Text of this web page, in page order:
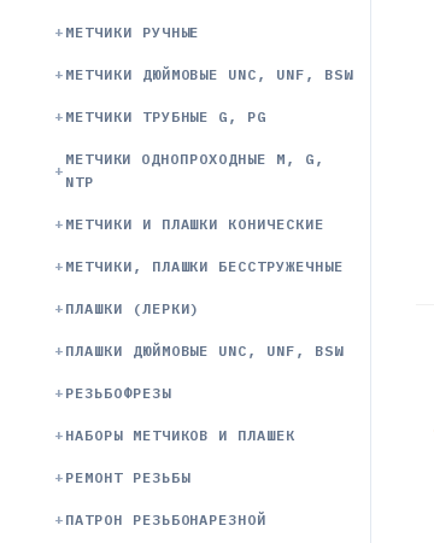
МЕТЧИКИ РУЧНЫЕ
МЕТЧИКИ ДЮЙМОВЫЕ UNC, UNF, BSW
МЕТЧИКИ ТРУБНЫЕ G, PG
МЕТЧИКИ ОДНОПРОХОДНЫЕ М, G,
NTP
МЕТЧИКИ И ПЛАШКИ КОНИЧЕСКИЕ
МЕТЧИКИ, ПЛАШКИ БЕССТРУЖЕЧНЫЕ
ПЛАШКИ (ЛЕРКИ)
ПЛАШКИ ДЮЙМОВЫЕ UNC, UNF, BSW
РЕЗЬБОФРЕЗЫ
НАБОРЫ МЕТЧИКОВ И ПЛАШЕК
РЕМОНТ РЕЗЬБЫ
ПАТРОН РЕЗЬБОНАРЕЗНОЙ